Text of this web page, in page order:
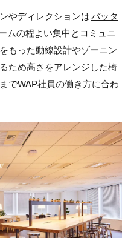
やディレクションはバッタ
ムの程よい集中とコミュニ
もった動線設計やゾーニン
ため高さをアレンジした椅
でWAP社員の働き方に合わ